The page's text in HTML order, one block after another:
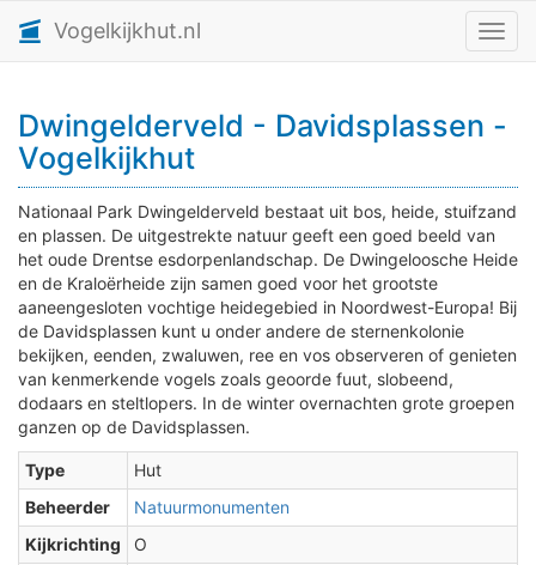
Vogelkijkhut.nl
Dwingelderveld - Davidsplassen -
Vogelkijkhut
Nationaal Park Dwingelderveld bestaat uit bos, heide, stuifzand
en plassen. De uitgestrekte natuur geeft een goed beeld van
het oude Drentse esdorpenlandschap. De Dwingeloosche Heide
en de Kraloërheide zijn samen goed voor het grootste
aaneengesloten vochtige heidegebied in Noordwest-Europa! Bij
de Davidsplassen kunt u onder andere de sternenkolonie
bekijken, eenden, zwaluwen, ree en vos observeren of genieten
van kenmerkende vogels zoals geoorde fuut, slobeend,
dodaars en steltlopers. In de winter overnachten grote groepen
ganzen op de Davidsplassen.
Type
Hut
Beheerder
Natuurmonumenten
Kijkrichting
O